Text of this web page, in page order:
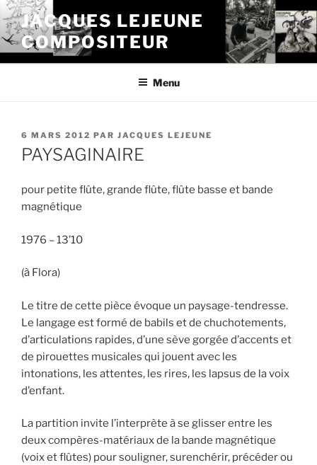
Aller
au
contenu
JACQUES LEJEUNE
COMPOSITEUR
Menu
PUBLIÉ
LE
6 MARS 2012 PAR JACQUES LEJEUNE
PAYSAGINAIRE
pour petite flûte, grande flûte, flûte basse et bande
magnétique
1976 – 13’10
(à Flora)
Le titre de cette pièce évoque un paysage-tendresse.
Le langage est formé de babils et de chuchotements,
d’articulations rapides, d’une sève gorgée d’accents et
de pirouettes musicales qui jouent avec les
intonations, les attentes, les rires, les lapsus de la voix
d’enfant.
La partition invite l’interprète à se glisser entre les
deux compères-matériaux de la bande magnétique
(voix et flûtes) pour souligner, surenchérir, précéder ou